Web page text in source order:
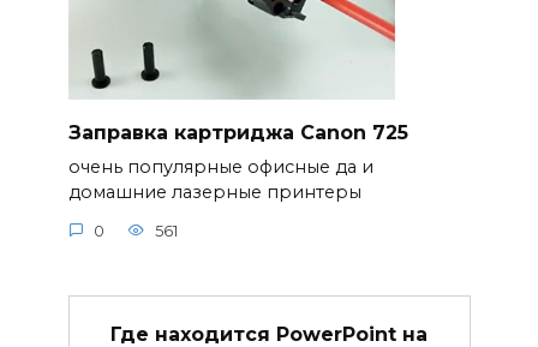
Заправка картриджа Canon 725
очень популярные офисные да и
домашние лазерные принтеры
0 561
Где находится PowerPoint на